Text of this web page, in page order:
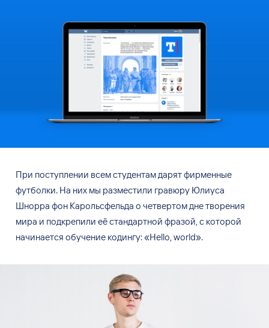
При поступлении всем студентам дарят фирменные
футболки. На них мы разместили гравюру Юлиуса
Шнорра фон Карольсфельда о четвертом дне творения
мира и подкрепили её стандартной фразой, с которой
начинается обучение кодингу: «Hello, world».